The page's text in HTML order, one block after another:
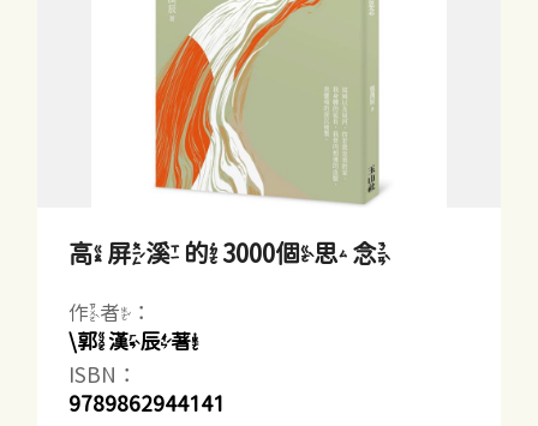
高屏溪的3000個思念
作者：
\郭漢辰著
ISBN：
9789862944141